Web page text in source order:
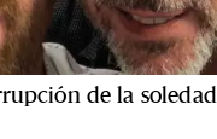
de la soledad